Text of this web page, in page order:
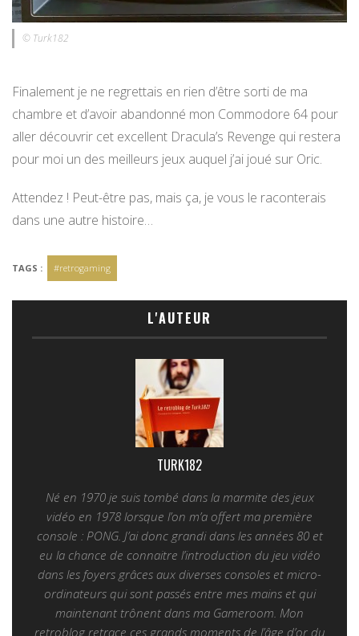
© Turk182
Finalement je ne regrettais en rien d’être sorti de ma
chambre et d’avoir abandonné mon Commodore 64 pour
aller découvrir cet excellent Dracula’s Revenge qui restera
pour moi un des meilleurs jeux auquel j’ai joué sur Oric.
Attendez ! Peut-être pas, mais ça, je vous le raconterais
dans une autre histoire…
TAGS : #retrogaming
L'AUTEUR
TURK182
Né en 1970 je suis tombé dans la marmite des jeux
vidéo en 1978 lorsque l’on m’a offert ma première
console : PONG. J’ai donc grandi dans les années 80 et
eu la chance de connaitre l’introduction du jeu vidéo
dans les foyers grâces aux diverses consoles et micro-
ordinateurs qui sont passés entre mes mains et qui
maintenant trônent dans ma Gameroom. Mon
retroblog retrace ces grands moments de l’âge d’or du